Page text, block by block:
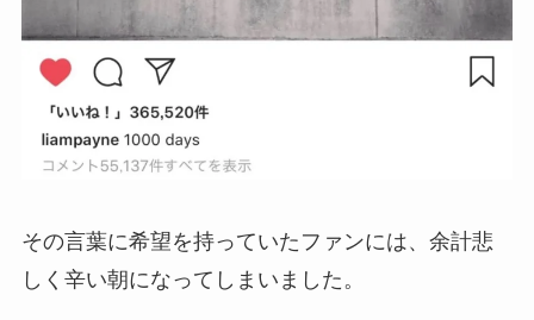
その言葉に希望を持っていたファンには、余計悲
しく辛い朝になってしまいました。